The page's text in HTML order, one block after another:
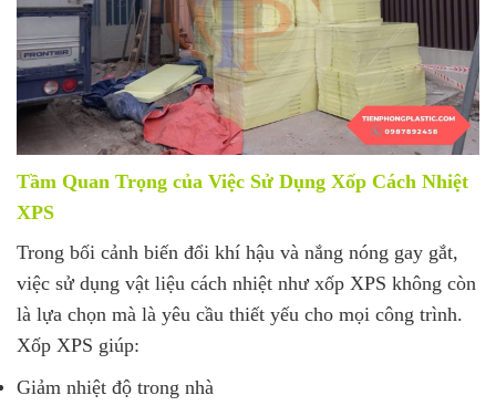
Tầm Quan Trọng của Việc Sử Dụng Xốp Cách Nhiệt
XPS
Trong bối cảnh biến đổi khí hậu và nắng nóng gay gắt,
việc sử dụng vật liệu cách nhiệt như xốp XPS không còn
là lựa chọn mà là yêu cầu thiết yếu cho mọi công trình.
Xốp XPS giúp:
Giảm nhiệt độ trong nhà